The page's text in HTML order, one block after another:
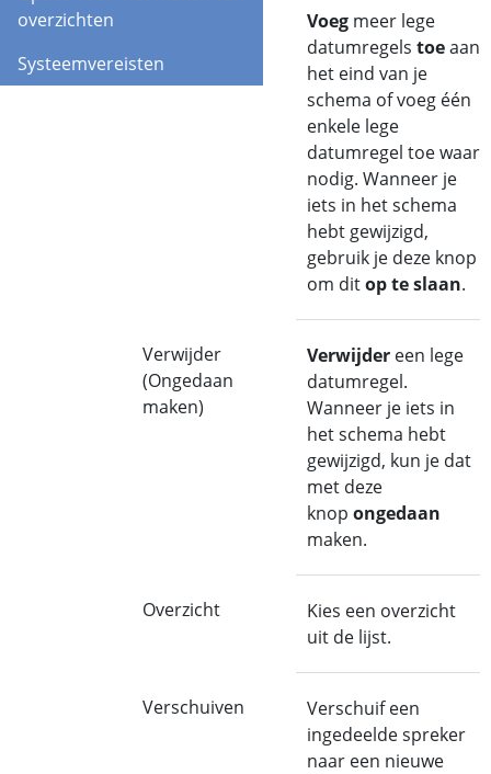
overzichten
Systeemvereisten
Voegmeer lege
datumregels toeaan
het eind van je
schema of voeg één
enkele lege
datumregel toe waar
nodig. Wanneer je
iets in het schema
hebt gewijzigd,
gebruik je deze knop
om ditop te slaan.
Verwijder
(Ongedaan
maken)
Verwijdereen lege
datumregel.
Wanneer je iets in
het schema hebt
gewijzigd, kun je dat
met deze
knop ongedaan
maken.
Overzicht
Kies een overzicht
uit de lijst.
Verschuiven
Verschuif een
ingedeelde spreker
naar een nieuwe